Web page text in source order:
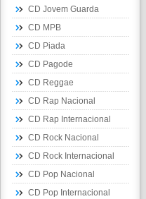
CD Jovem Guarda
CD MPB
CD Piada
CD Pagode
CD Reggae
CD Rap Nacional
CD Rap Internacional
CD Rock Nacional
CD Rock Internacional
CD Pop Nacional
CD Pop Internacional